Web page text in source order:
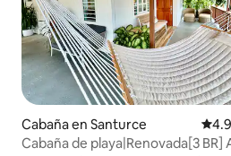
Cabaña en Santurce
Cabaña de playa|Renovada[3 BR]